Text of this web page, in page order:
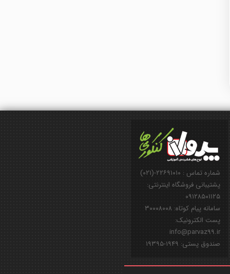
شماره تماس : ۲۲۶۹۱۰۱۰-(۰۲۱)
پشتیبانی فروشگاه اینترنتی:
۰۹۱۲۸۵۰۱۱۲۵
سامانه پیام کوتاه: ۳۰۰۰۸۰۰۸
پست الکترونیک:
info@parvaz99.ir
صندوق پستی: ۱۹۴۹-۱۹۳۹۵